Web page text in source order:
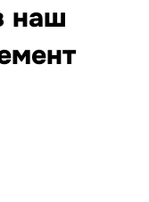
наш